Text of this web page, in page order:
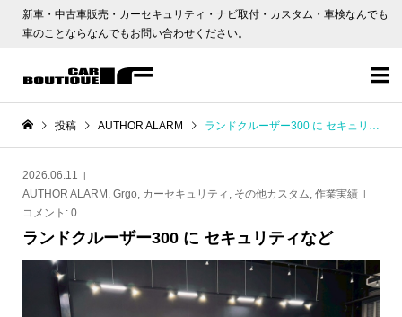
新車・中古車販売・カーセキュリティ・ナビ取付・カスタム・車検なんでも
車のことならなんでもお問い合わせください。

投稿 AUTHOR ALARM ランドクルーザー300 に セキュリティなど
2026.06.11
AUTHOR ALARM , Grgo, カーセキュリティ , その他カスタム, 作業実績
コメント: 0
ランドクルーザー300 に セキュリティなど